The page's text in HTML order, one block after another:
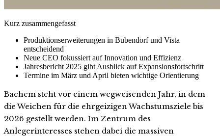
Kurz zusammengefasst
Produktionserweiterungen in Bubendorf und Vista
entscheidend
Neue CEO fokussiert auf Innovation und Effizienz
Jahresbericht 2025 gibt Ausblick auf Expansionsfortschritt
Termine im März und April bieten wichtige Orientierung
Bachem steht vor einem wegweisenden Jahr, in dem
die Weichen für die ehrgeizigen Wachstumsziele bis
2026 gestellt werden. Im Zentrum des
Anlegerinteresses stehen dabei die massiven